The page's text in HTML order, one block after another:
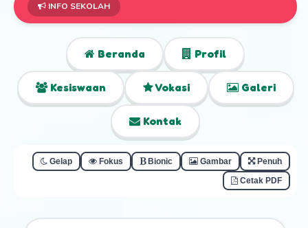
INFO SEKOLAH
Beranda Profil
Kesiswaan Vokasi Galeri
Kontak
Gelap Fokus Bionic Gambar
Penuh
Cetak PDF